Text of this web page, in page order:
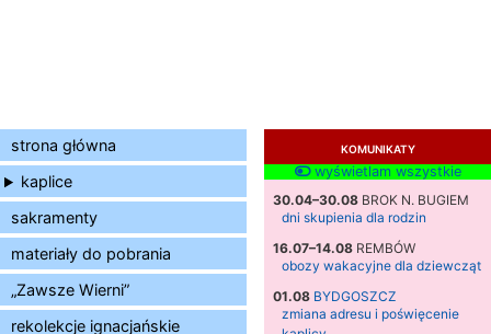
strona główna
kaplice
sakramenty
materiały do pobrania
„Zawsze Wierni”
rekolekcje ignacjańskie
KOMUNIKATY
wyświetlam wszystkie
30.04–30.08 BROK N. BUGIEM
dni skupienia dla rodzin
16.07–14.08 REMBÓW
obozy wakacyjne dla dziewcząt
01.08 BYDGOSZCZ
zmiana adresu i poświęcenie